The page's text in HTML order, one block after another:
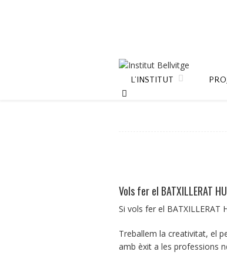
L’INSTITUT
Vols fer el BATXILLERAT
Si vols fer el BATXILLERAT
Treballem la creativitat, el
amb èxit a les professions